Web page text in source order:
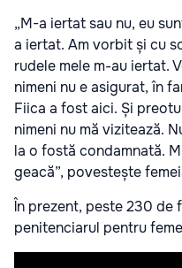
„M-a iertat sau nu, eu
a iertat. Am vorbit și cu
rudele mele m-au iertat.
nimeni nu e asigurat, în
Fiica a fost aici. Și
nimeni nu mă vizitează.
la o fostă condamnată.
geacă”, povestește
În prezent, peste 230 de
penitenciarul pentru